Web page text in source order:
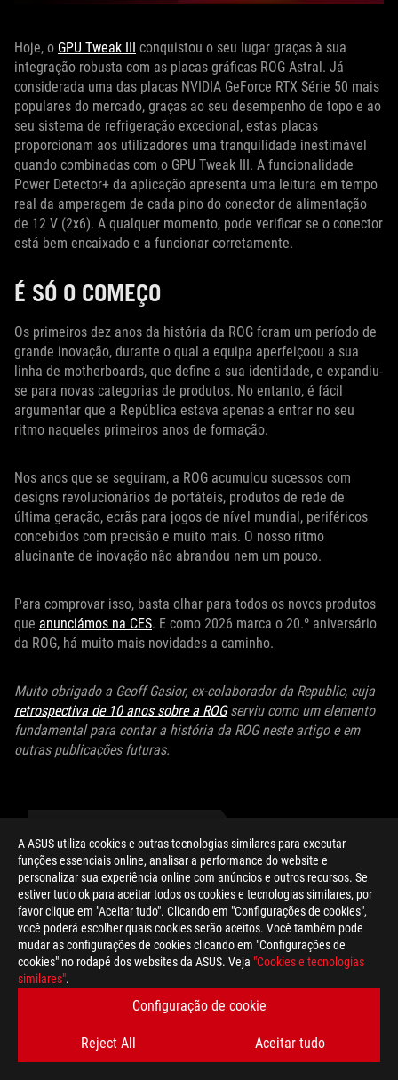
A ASUS utiliza cookies e outras tecnologias similares para executar
funções essenciais online, analisar a performance do website e
personalizar sua experiência online com anúncios e outros recursos. Se
estiver tudo ok para aceitar todos os cookies e tecnologias similares, por
favor clique em "Aceitar tudo". Clicando em "Configurações de cookies",
você poderá escolher quais cookies serão aceitos. Você também pode
mudar as configurações de cookies clicando em "Configurações de
cookies" no rodapé dos websites da ASUS. Veja "Cookies e tecnologias
similares".
Configuração de cookie
Reject All Aceitar tudo
Hoje, o GPU Tweak III
conquistou o seu lugar graças à sua
integração robusta com as placas gráficas ROG Astral. Já
considerada uma das placas NVIDIA GeForce RTX Série 50 mais
populares do mercado, graças ao seu desempenho de topo e ao
seu sistema de refrigeração excecional, estas placas
proporcionam aos utilizadores uma tranquilidade inestimável
quando combinadas com o GPU Tweak III. A funcionalidade
Power Detector+ da aplicação apresenta uma leitura em tempo
real da amperagem de cada pino do conector de alimentação
de 12 V (2x6). A qualquer momento, pode verificar se o conector
está bem encaixado e a funcionar corretamente.
É SÓ O COMEÇO
Os primeiros dez anos da história da ROG foram um período de
grande inovação, durante o qual a equipa aperfeiçoou a sua
linha de motherboards, que define a sua identidade, e expandiu-
se para novas categorias de produtos. No entanto, é fácil
argumentar que a República estava apenas a entrar no seu
ritmo naqueles primeiros anos de formação.
Nos anos que se seguiram, a ROG acumulou sucessos com
designs revolucionários de portáteis, produtos de rede de
última geração, ecrãs para jogos de nível mundial, periféricos
concebidos com precisão e muito mais. O nosso ritmo
alucinante de inovação não abrandou nem um pouco.
Para comprovar isso, basta olhar para todos os novos produtos
que anunciámos na CES. E como 2026 marca o 20.º aniversário
da ROG, há muito mais novidades a caminho.
Muito obrigado a Geoff Gasior, ex-colaborador da Republic, cuja
retrospectiva de 10 anos sobre a ROGserviu como um elemento
fundamental para contar a história da ROG neste artigo e em
outras publicações futuras.
AUTOR
ROG
COMPARTILHAR